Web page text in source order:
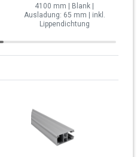
4100 mm | Blank |
Ausladung: 65 mm | inkl.
Lippendichtung